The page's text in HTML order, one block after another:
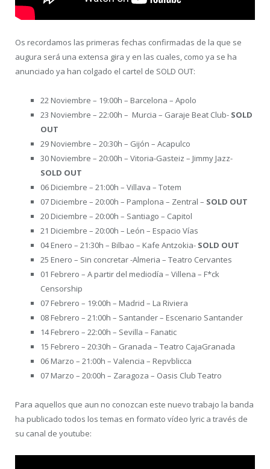
Os recordamos las primeras fechas confirmadas de la que se
augura será una extensa gira y en las cuales, como ya se ha
anunciado ya han colgado el cartel de SOLD OUT:
22 Noviembre – 19:00h – Barcelona – Apolo
23 Noviembre – 22:00h – Murcia – Garaje Beat Club- SOLD
OUT
29 Noviembre – 20:30h – Gijón – Acapulco
30 Noviembre – 20:00h – Vitoria-Gasteiz – Jimmy Jazz-
SOLD OUT
06 Diciembre – 21:00h – Villava – Totem
07 Diciembre – 20:00h – Pamplona – Zentral – SOLD OUT
20 Diciembre – 20:00h – Santiago – Capitol
21 Diciembre – 20:00h – León – Espacio Vías
04 Enero – 21:30h – Bilbao – Kafe Antzokia- SOLD OUT
25 Enero – Sin concretar -Almeria – Teatro Cervantes
01 Febrero – A partir del mediodía – Villena – F*ck
Censorship
07 Febrero – 19:00h – Madrid – La Riviera
08 Febrero – 21:00h – Santander – Escenario Santander
14 Febrero – 22:00h – Sevilla – Fanatic
15 Febrero – 20:30h – Granada – Teatro CajaGranada
06 Marzo – 21:00h – Valencia – Repvblicca
07 Marzo – 20:00h – Zaragoza – Oasis Club Teatro
Para aquellos que aun no conozcan este nuevo trabajo la banda
ha publicado todos los temas en formato vídeo lyric a través de
su canal de youtube: